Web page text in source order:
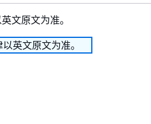
文原文为准。
英文原文为准。